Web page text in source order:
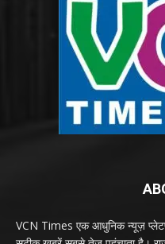
VCN Times एक आधुनिक न्यूज़